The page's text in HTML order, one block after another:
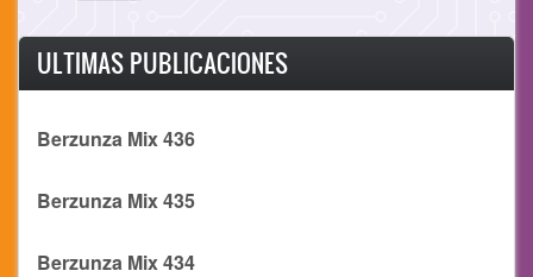
ULTIMAS PUBLICACIONES
Berzunza Mix 436
Berzunza Mix 435
Berzunza Mix 434